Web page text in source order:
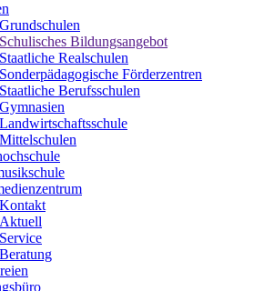
Grundschulen
Schulisches Bildungsangebot
Staatliche Realschulen
Sonderpädagogische Förderzentren
Staatliche Berufsschulen
Gymnasien
Landwirtschaftsschule
Mittelschulen
Kontakt
Aktuell
Service
Beratung